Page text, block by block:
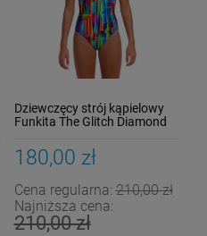
Dziewczęcy strój kąpielowy
Funkita The Glitch Diamond
180,00 zł
Cena regularna:210,00 zł
Najniższa cena:
210,00 zł